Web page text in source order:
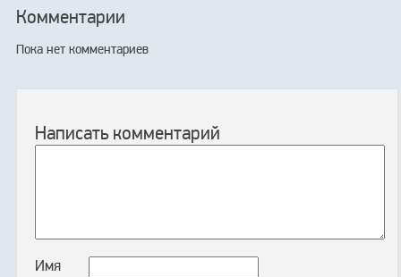
Комментарии
Пока нет комментариев
Написать комментарий
Имя